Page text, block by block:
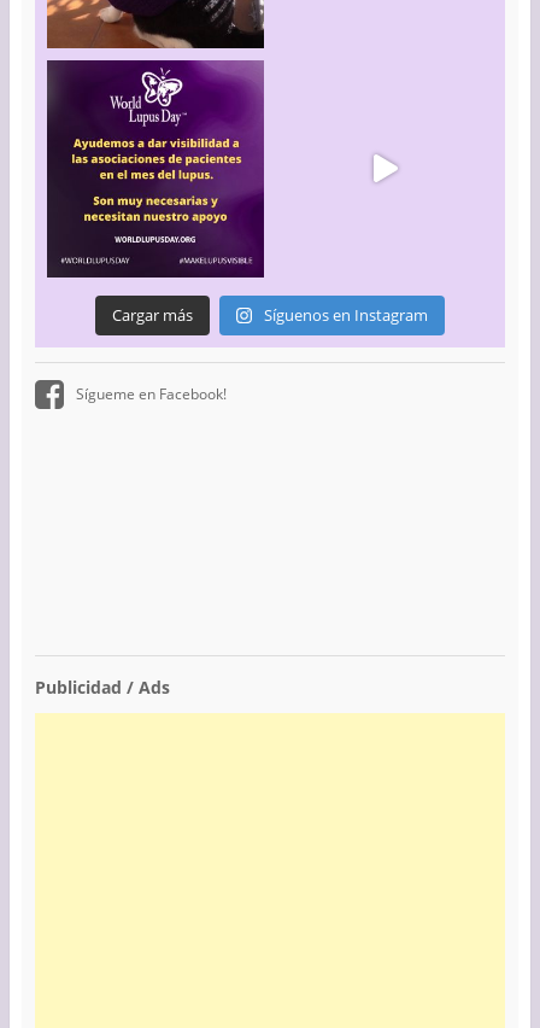
Cargar más Síguenos en Instagram
Sígueme en Facebook!
Publicidad / Ads